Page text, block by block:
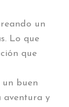
un
Lo que
que
un buen
aventura y